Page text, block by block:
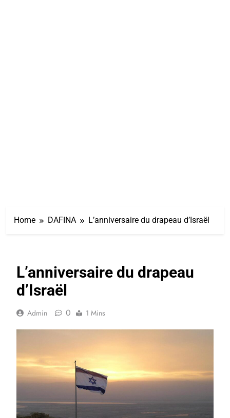
Home DAFINA L’anniversaire du drapeau d’Israël
L’anniversaire du drapeau
d’Israël
Admin 0 1 Mins